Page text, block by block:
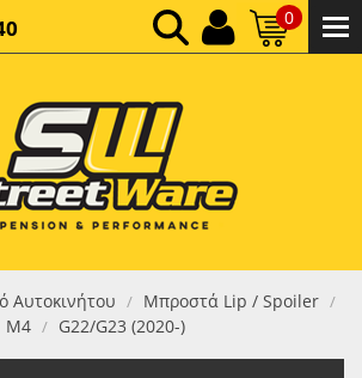
0
ΚΑΘΑΡΌ ΣΎΝΟΛΟ:
ΤΕΛΙΚΌ ΣΎΝΟΛΟ:0,00 €
Αυτοκινήτου / Μπροστά Lip / Spoiler /
M4 / G22/G23 (2020-)